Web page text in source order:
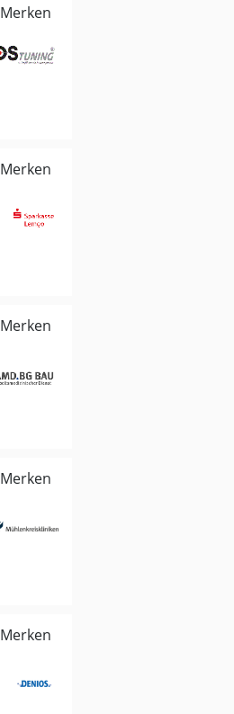
Merken
Merken
Merken
Merken
Merken